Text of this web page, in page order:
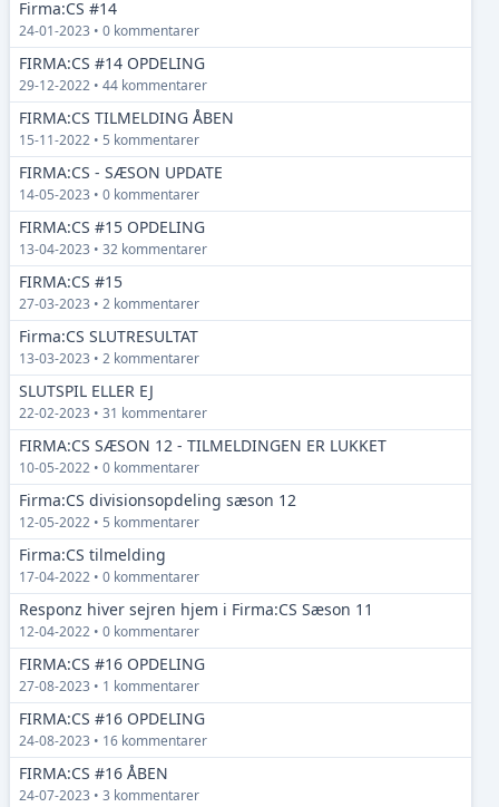
Firma:CS #14
24-01-2023 • 0 kommentarer
FIRMA:CS #14 OPDELING
29-12-2022 • 44 kommentarer
FIRMA:CS TILMELDING ÅBEN
15-11-2022 • 5 kommentarer
FIRMA:CS - SÆSON UPDATE
14-05-2023 • 0 kommentarer
FIRMA:CS #15 OPDELING
13-04-2023 • 32 kommentarer
FIRMA:CS #15
27-03-2023 • 2 kommentarer
Firma:CS SLUTRESULTAT
13-03-2023 • 2 kommentarer
SLUTSPIL ELLER EJ
22-02-2023 • 31 kommentarer
FIRMA:CS SÆSON 12 - TILMELDINGEN ER LUKKET
10-05-2022 • 0 kommentarer
Firma:CS divisionsopdeling sæson 12
12-05-2022 • 5 kommentarer
Firma:CS tilmelding
17-04-2022 • 0 kommentarer
Responz hiver sejren hjem i Firma:CS Sæson 11
12-04-2022 • 0 kommentarer
FIRMA:CS #16 OPDELING
27-08-2023 • 1 kommentarer
FIRMA:CS #16 OPDELING
24-08-2023 • 16 kommentarer
FIRMA:CS #16 ÅBEN
24-07-2023 • 3 kommentarer